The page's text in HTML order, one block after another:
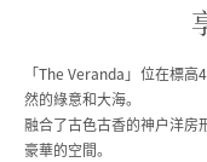
「The Veranda」位在標
然的綠意和大海。
融合了古色古香的神戶洋房
豪華的空間。